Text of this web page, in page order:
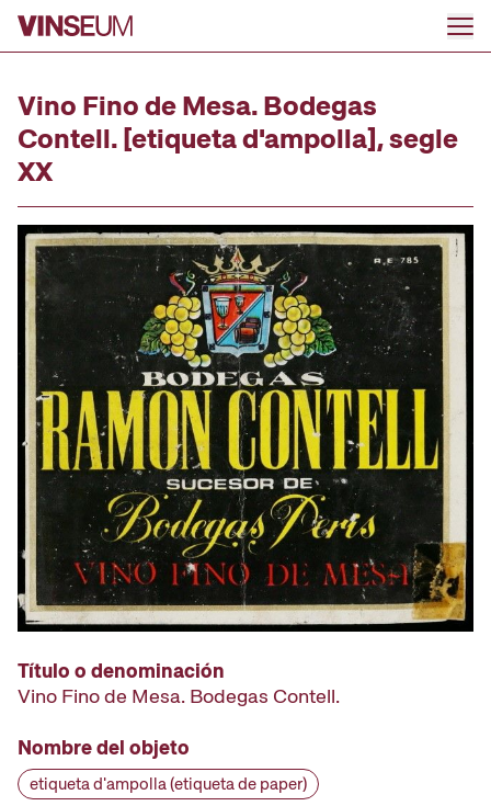
Ir al contenido
Vino Fino de Mesa. Bodegas
Contell. [etiqueta d'ampolla], segle
XX
Título o denominación
Vino Fino de Mesa. Bodegas Contell.
Nombre del objeto
etiqueta d'ampolla (etiqueta de paper)